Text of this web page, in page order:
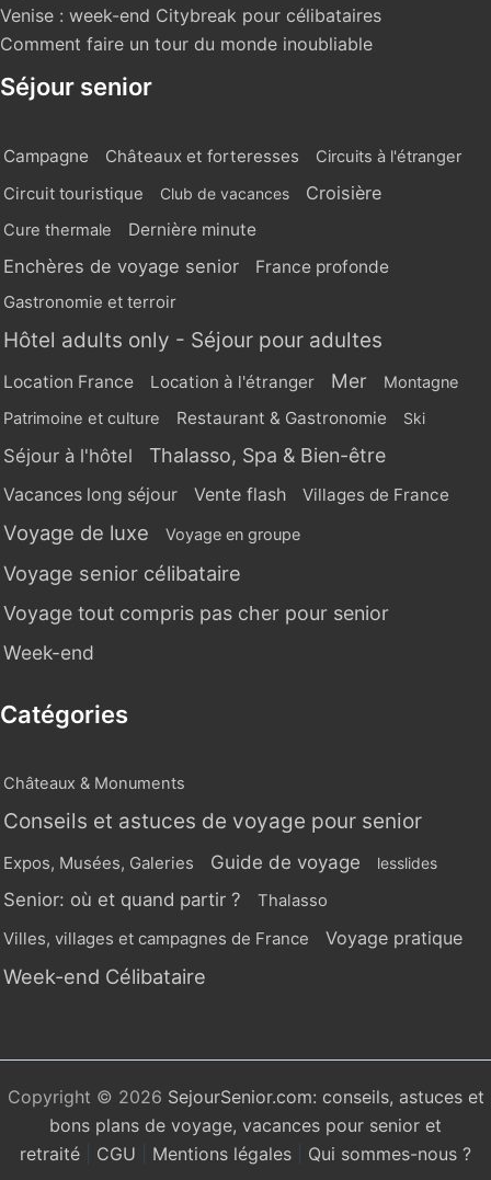
Venise : week-end Citybreak pour célibataires
Comment faire un tour du monde inoubliable
Séjour senior
Campagne Châteaux et forteresses
Circuits à l'étranger
Circuit touristique
Club de vacances Croisière
Cure thermale Dernière minute
Enchères de voyage senior
France profonde
Gastronomie et terroir
Hôtel adults only - Séjour pour adultes
Location France Location à l'étranger Mer Montagne
Patrimoine et culture Restaurant & Gastronomie Ski
Séjour à l'hôtel Thalasso, Spa & Bien-être
Vacances long séjour Vente flash Villages de France
Voyage de luxe Voyage en groupe
Voyage senior célibataire
Voyage tout compris pas cher pour senior
Week-end
Catégories
Châteaux & Monuments
Conseils et astuces de voyage pour senior
Expos, Musées, Galeries Guide de voyage lesslides
Senior: où et quand partir ? Thalasso
Villes, villages et campagnes de France Voyage pratique
Week-end Célibataire
Copyright © 2026 SejourSenior.com: conseils, astuces et
bons plans de voyage, vacances pour senior et
retraité
CGU Mentions légales Qui sommes-nous ?